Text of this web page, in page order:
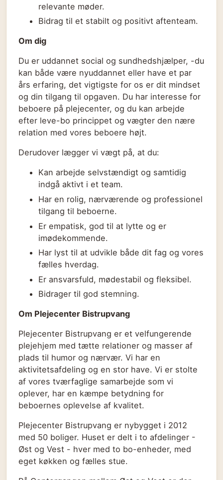
relevante møder.
Bidrag til et stabilt og positivt aftenteam.
Om dig
Du er uddannet social og sundhedshjælper, -du
kan både være nyuddannet eller have et par
års erfaring, det vigtigste for os er dit mindset
og din tilgang til opgaven. Du har interesse for
beboere på plejecenter, og du kan arbejde
efter leve-bo princippet og vægter den nære
relation med vores beboere højt.
Derudover lægger vi vægt på, at du:
Kan arbejde selvstændigt og samtidig
indgå aktivt i et team.
Har en rolig, nærværende og professionel
tilgang til beboerne.
Er empatisk, god til at lytte og er
imødekommende.
Har lyst til at udvikle både dit fag og vores
fælles hverdag.
Er ansvarsfuld, mødestabil og fleksibel.
Bidrager til god stemning.
Om Plejecenter Bistrupvang
Plejecenter Bistrupvang er et velfungerende
plejehjem med tætte relationer og masser af
plads til humor og nærvær. Vi har en
aktivitetsafdeling og en stor have. Vi er stolte
af vores tværfaglige samarbejde som vi
oplever, har en kæmpe betydning for
beboernes oplevelse af kvalitet.
Plejecenter Bistrupvang er nybygget i 2012
med 50 boliger. Huset er delt i to afdelinger -
Øst og Vest - hver med to bo-enheder, med
eget køkken og fælles stue.